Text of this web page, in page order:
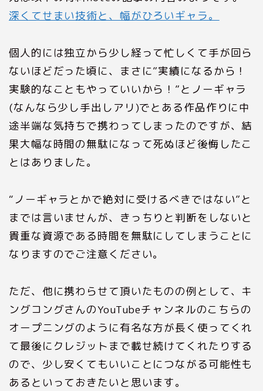
深くてせまい技術と、幅がひろいギャラ。
個人的には独立から少し経って忙しくて手が回ら
ないほどだった頃に、まさに”実績になるから！
実験的なこともやっていいから！”とノーギャラ
(なんなら少し手出しアリ)でとある作品作りに中
途半端な気持ちで携わってしまったのですが、結
果大幅な時間の無駄になって死ぬほど後悔したこ
とはありました。
“ノーギャラとかで絶対に受けるべきではない”と
までは言いませんが、きっちりと判断をしないと
貴重な資源である時間を無駄にしてしまうことに
なりますのでご注意ください。
ただ、他に携わらせて頂いたものの例として、キ
ングコングさんのYouTubeチャンネルのこちらの
オープニングのように有名な方が長く使ってくれ
て最後にクレジットまで載せ続けてくれたりする
ので、少し安くてもいいことにつながる可能性も
あるといっておきたいと思います。